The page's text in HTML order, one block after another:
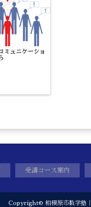
ミュニケーショ
受講コース案内
Copyright© 相模原市数学塾